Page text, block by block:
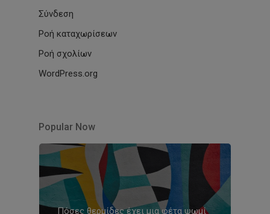
Σύνδεση
Ροή καταχωρίσεων
Ροή σχολίων
WordPress.org
Popular Now
Πόσες θερμίδες έχει μια φέτα ψωμί